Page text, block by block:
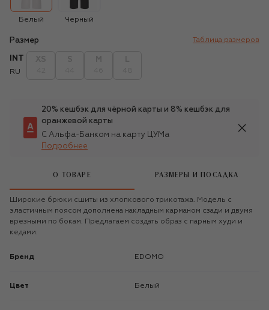
Белый Черный
Размер Таблица размеров
INT
RU
20% кешбэк для чёрной карты и 8% кешбэк для
оранжевой карты
С Альфа-Банком на карту ЦУМа
Подробнее
О ТОВАРЕ РАЗМЕРЫ И ПОСАДКА
Широкие брюки сшиты из хлопкового трикотажа. Модель с
эластичным поясом дополнена накладным карманом сзади и двумя
врезными по бокам. Предлагаем создать образ с парным худи и
кедами.
Бренд EDOMO
Цвет Белый